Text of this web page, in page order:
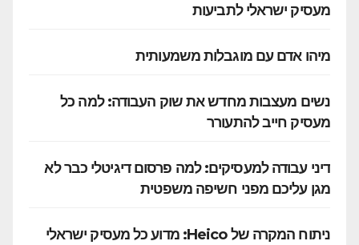
מעסיק ישראלי לתביעות
מיהו אדם עם מוגבלות משמעותית
נשים מעצבות מחדש את שוק העבודה: למה כל
מעסיק חייב להתעורר
דיני עבודה למעסיקים: למה פרסום דיגיטלי כבר לא
מגן עליכם מפני חשיפה משפטית
ניתוח המקרה של Heico: מדוע כל מעסיק ישראלי